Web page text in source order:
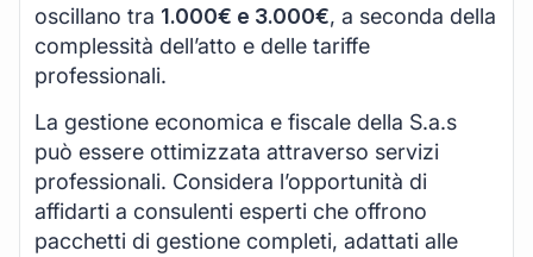
oscillano tra 1.000€ e 3.000€, a seconda della
complessità dell’atto e delle tariffe
professionali.
La gestione economica e fiscale della S.a.s
può essere ottimizzata attraverso servizi
professionali. Considera l’opportunità di
affidarti a consulenti esperti che offrono
pacchetti di gestione completi, adattati alle